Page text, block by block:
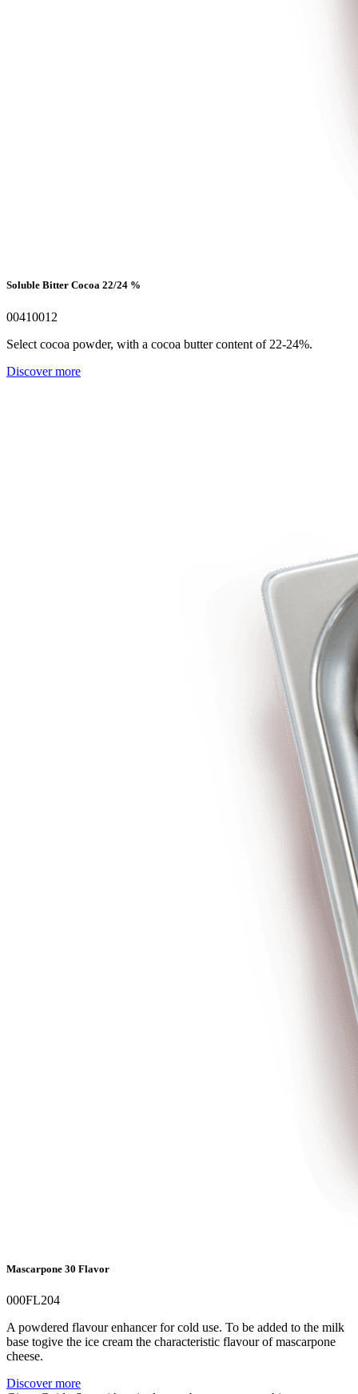
Soluble Bitter Cocoa 22/24 %
00410012
Select cocoa powder, with a cocoa butter content of 22-24%.
Discover more
Mascarpone 30 Flavor
000FL204
A powdered flavour enhancer for cold use. To be added to the milk
base togive the ice cream the characteristic flavour of mascarpone
cheese.
Discover more